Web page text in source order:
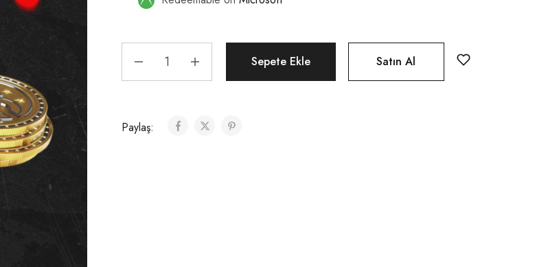
Sepete Ekle Satın Al
Paylaş: